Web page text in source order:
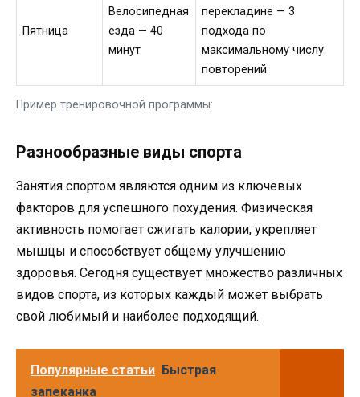
Пример тренировочной программы:
Пятница
Велосипедная
езда — 40
минут
перекладине — 3
подхода по
максимальному числу
повторений
Разнообразные виды спорта
Занятия спортом являются одним из ключевых
факторов для успешного похудения. Физическая
активность помогает сжигать калории, укрепляет
мышцы и способствует общему улучшению
здоровья. Сегодня существует множество различных
видов спорта, из которых каждый может выбрать
свой любимый и наиболее подходящий.
Популярные статьи Быстрая
запеканка